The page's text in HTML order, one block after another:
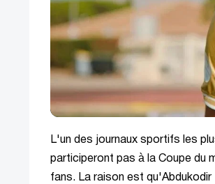
L'un des journaux sportifs les
participeront pas à la Coupe du
fans. La raison est